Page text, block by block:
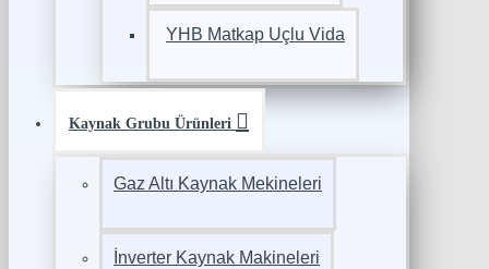
YHB Matkap Uçlu Vida
Kaynak Grubu Ürünleri
Gaz Altı Kaynak Mekineleri
İnverter Kaynak Makineleri